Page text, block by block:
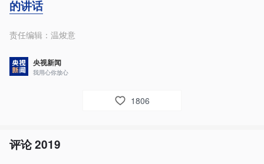
的讲话
责任编辑： 温焌意
央视新闻
我用心你放心
1806
评论2019